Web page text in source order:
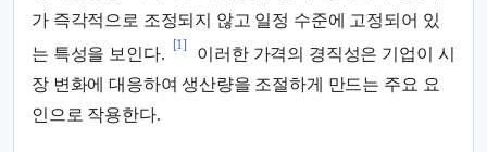
가 즉각적으로 조정되지 않고 일정 수준에 고정되어 있
는 특성을 보인다.
[1]
이러한 가격의 경직성은 기업이 시
장 변화에 대응하여 생산량을 조절하게 만드는 주요 요
인으로 작용한다.